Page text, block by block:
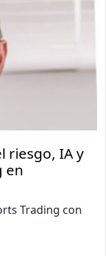
riesgo, IA y
en
Trading con